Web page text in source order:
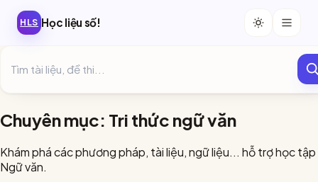
HLS Học liệu số!
Chuyên mục: Tri thức ngữ văn
Khám phá các phương pháp, tài liệu, ngữ liệu... hỗ trợ học tập
Ngữ văn.